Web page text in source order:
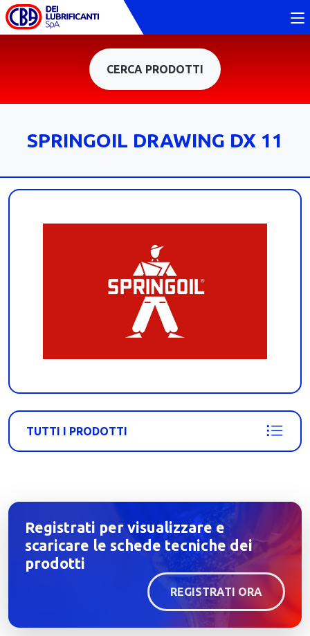
CERCA PRODOTTI
SPRINGOIL DRAWING DX 11
TUTTI I PRODOTTI
Registrati per visualizzare e
scaricare le schede tecniche dei
prodotti
REGISTRATI ORA